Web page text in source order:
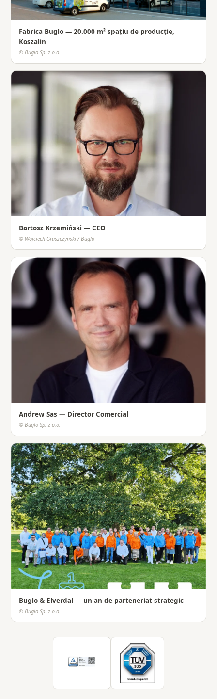
Fabrica Buglo — 20.000 m² spațiu de producție,
Koszalin
© Buglo Sp. z o.o.
Bartosz Krzemiński — CEO
© Wojciech Gruszczynski / Buglo
Andrew Sas — Director Comercial
© Buglo Sp. z o.o.
Buglo & Elverdal — un an de parteneriat strategic
© Buglo Sp. z o.o.